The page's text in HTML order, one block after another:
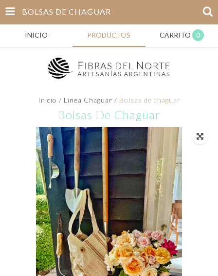
BOLSAS DE CHAGUAR
INICIO PRODUCTOS CARRITO 0
Inicio / Línea Chaguar / Bolsas de chaguar
Bolsas De Chaguar